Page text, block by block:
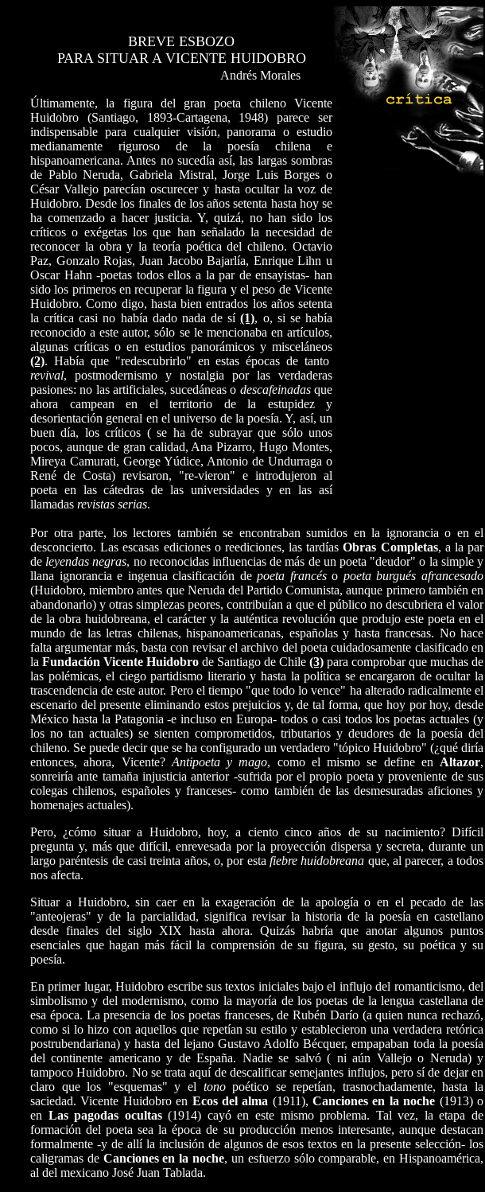
BREVE ESBOZO
PARA SITUAR A VICENTE HUIDOBRO
Andrés Morales
Últimamente, la figura del gran poeta chileno Vicente
Huidobro (Santiago, 1893-Cartagena, 1948) parece ser
indispensable para cualquier visión, panorama o estudio
medianamente riguroso de la poesía chilena e
hispanoamericana. Antes no sucedía así, las largas sombras
de Pablo Neruda, Gabriela Mistral, Jorge Luis Borges o
César Vallejo parecían oscurecer y hasta ocultar la voz de
Huidobro. Desde los finales de los años setenta hasta hoy se
ha comenzado a hacer justicia. Y, quizá, no han sido los
críticos o exégetas los que han señalado la necesidad de
reconocer la obra y la teoría poética del chileno. Octavio
Paz, Gonzalo Rojas, Juan Jacobo Bajarlía, Enrique Lihn u
Oscar Hahn -poetas todos ellos a la par de ensayistas- han
sido los primeros en recuperar la figura y el peso de Vicente
Huidobro. Como digo, hasta bien entrados los años setenta
la crítica casi no había dado nada de sí(1), o, si se había
reconocido a este autor, sólo se le mencionaba en artículos,
algunas críticas o en estudios panorámicos y misceláneos
(2). Había que "redescubrirlo" en estas épocas de tanto
revival, postmodernismo y nostalgia por las verdaderas
pasiones: no las artificiales, sucedáneas o descafeinadasque
ahora campean en el territorio de la estupidez y
desorientación general en el universo de la poesía. Y, así, un
buen día, los críticos ( se ha de subrayar que sólo unos
pocos, aunque de gran calidad, Ana Pizarro, Hugo Montes,
Mireya Camurati, George Yúdice, Antonio de Undurraga o
René de Costa) revisaron, "re-vieron" e introdujeron al
poeta en las cátedras de las universidades y en las así
llamadas revistas serias.
Por otra parte, los lectores también se encontraban sumidos en la ignorancia o en el
desconcierto. Las escasas ediciones o reediciones, las tardíasObras Completas, a la par
de leyendas negras, no reconocidas influencias de más de un poeta "deudor" o la simple y
llana ignorancia e ingenua clasificación depoeta francéso poeta burgués afrancesado
(Huidobro, miembro antes que Neruda del Partido Comunista, aunque primero también en
abandonarlo) y otras simplezas peores, contribuían a que el público no descubriera el valor
de la obra huidobreana, el carácter y la auténtica revolución que produjo este poeta en el
mundo de las letras chilenas, hispanoamericanas, españolas y hasta francesas. No hace
falta argumentar más, basta con revisar el archivo del poeta cuidadosamente clasificado en
la Fundación Vicente Huidobro de Santiago de Chile (3) para comprobar que muchas de
las polémicas, el ciego partidismo literario y hasta la política se encargaron de ocultar la
trascendencia de este autor. Pero el tiempo "que todo lo vence" ha alterado radicalmente el
escenario del presente eliminando estos prejuicios y, de tal forma, que hoy por hoy, desde
México hasta la Patagonia -e incluso en Europa- todos o casi todos los poetas actuales (y
los no tan actuales) se sienten comprometidos, tributarios y deudores de la poesía del
chileno. Se puede decir que se ha configurado un verdadero "tópico Huidobro" (¿qué diría
entonces, ahora, Vicente? Antipoeta y mago, como el mismo se define en Altazor,
sonreiría ante tamaña injusticia anterior -sufrida por el propio poeta y proveniente de sus
colegas chilenos, españoles y franceses- como también de las desmesuradas aficiones y
homenajes actuales).
Pero, ¿cómo situar a Huidobro, hoy, a ciento cinco años de su nacimiento? Difícil
pregunta y, más que difícil, enrevesada por la proyección dispersa y secreta, durante un
largo paréntesis de casi treinta años, o, por esta fiebre huidobreana que, al parecer, a todos
nos afecta.
Situar a Huidobro, sin caer en la exageración de la apología o en el pecado de las
"anteojeras" y de la parcialidad, significa revisar la historia de la poesía en castellano
desde finales del siglo XIX hasta ahora. Quizás habría que anotar algunos puntos
esenciales que hagan más fácil la comprensión de su figura, su gesto, su poética y su
poesía.
En primer lugar, Huidobro escribe sus textos iniciales bajo el influjo del romanticismo, del
simbolismo y del modernismo, como la mayoría de los poetas de la lengua castellana de
esa época. La presencia de los poetas franceses, de Rubén Darío (a quien nunca rechazó,
como si lo hizo con aquellos que repetían su estilo y establecieron una verdadera retórica
postrubendariana) y hasta del lejano Gustavo Adolfo Bécquer, empapaban toda la poesía
del continente americano y de España. Nadie se salvó ( ni aún Vallejo o Neruda) y
tampoco Huidobro. No se trata aquí de descalificar semejantes influjos, pero sí de dejar en
claro que los "esquemas" y el tonopoético se repetían, trasnochadamente, hasta la
saciedad. Vicente Huidobro en Ecos del alma (1911),Canciones en la noche (1913) o
en Las pagodas ocultas(1914) cayó en este mismo problema. Tal vez, la etapa de
formación del poeta sea la época de su producción menos interesante, aunque destacan
formalmente -y de allí la inclusión de algunos de esos textos en la presente selección- los
caligramas de Canciones en la noche, un esfuerzo sólo comparable, en Hispanoamérica,
al del mexicano José Juan Tablada.